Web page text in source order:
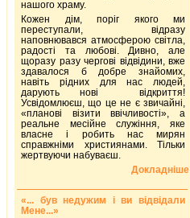
нашого храму.
Кожен дім, поріг якого ми
переступали, відразу
наповнювався атмосферою світла,
радості та любові. Дивно, але
щоразу разу чергові відвідини, вже
здавалося б добре знайомих,
навіть рідних для нас людей,
дарують нові відкриття!
Усвідомлюєш, що це не є звичайні,
«планові візити ввічливості», а
реальне месійне служіння, яке
власне і робить нас мирян
справжніми християнами. Тільки
жертвуючи набуваєш.
Докладніше
«... був недужим і ви відвідали
Мене...»